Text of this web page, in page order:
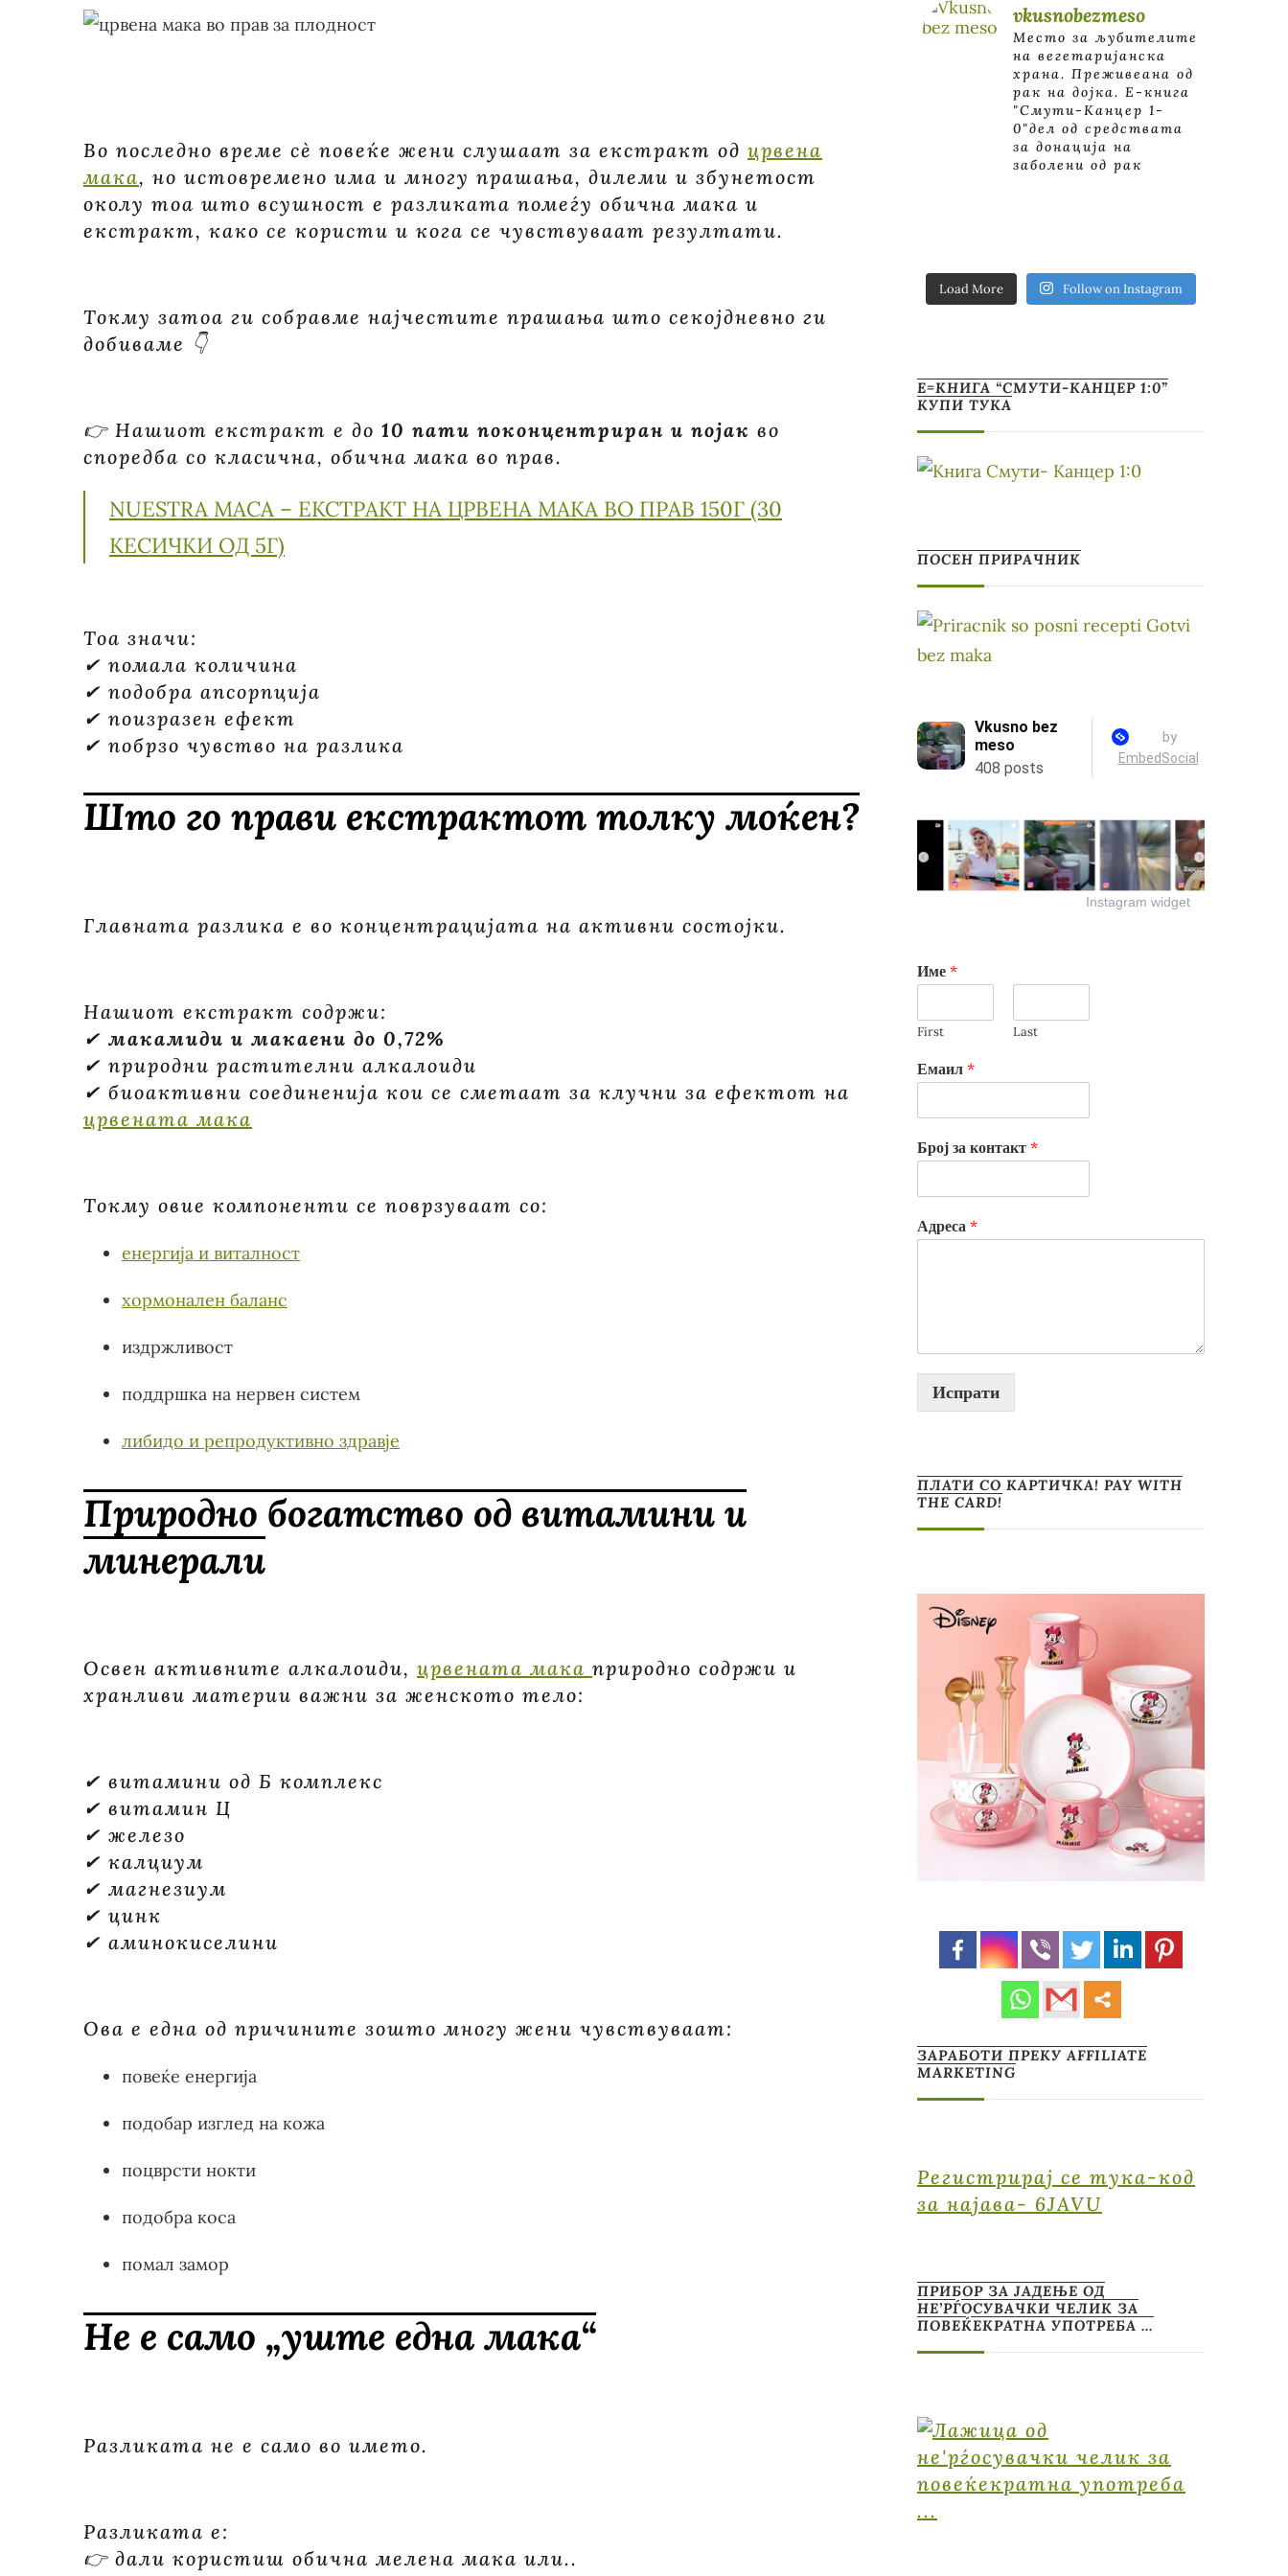
Во последно време сè повеќе жени слушаат за екстракт од црвена
мака, но истовремено има и многу прашања, дилеми и збунетост
околу тоа што всушност е разликата помеѓу обична мака и
екстракт, како се користи и кога се чувствуваат резултати.
Токму затоа ги собравме најчестите прашања што секојдневно ги
добиваме 👇
👉 Нашиот екстракт е до 10 пати поконцентриран и појак во
споредба со класична, обична мака во прав.
NUESTRA MACA – ЕКСТРАКТ НА ЦРВЕНА МАКА ВО ПРАВ 150Г (30
КЕСИЧКИ ОД 5Г)
Тоа значи:
✔ помала количина
✔ подобра апсорпција
✔ поизразен ефект
✔ побрзо чувство на разлика
Што го прави екстрактот толку моќен?
Главната разлика е во концентрацијата на активни состојки.
Нашиот екстракт содржи:
✔ макамиди и макаени до 0,72%
✔ природни растителни алкалоиди
✔ биоактивни соединенија кои се сметаат за клучни за ефектот на
црвената мака
Токму овие компоненти се поврзуваат со:
енергија и виталност
хормонален баланс
издржливост
поддршка на нервен систем
либидо и репродуктивно здравје
Природно богатство од витамини и
минерали
Освен активните алкалоиди, црвената мака природно содржи и
хранливи материи важни за женското тело:
✔ витамини од Б комплекс
✔ витамин Ц
✔ железо
✔ калциум
✔ магнезиум
✔ цинк
✔ аминокиселини
Ова е една од причините зошто многу жени чувствуваат:
повеќе енергија
подобар изглед на кожа
поцврсти нокти
подобра коса
помал замор
Не е само „уште една мака“
Разликата не е само во името.
Разликата е:
👉 дали користиш обична мелена мака или..
vkusnobezmeso
Место за љубителите
на вегетаријанска
храна. Преживеана од
рак на дојка. E-книга
"Смути-Канцер 1-
0"дел од средствата
за донација на
заболени од рак
Load More Follow on Instagram
Е=КНИГА “СМУТИ-КАНЦЕР 1:0”
КУПИ ТУКА
ПОСЕН ПРИРАЧНИК
Instagram widget
Име *
First Last
Емаил *
Број за контакт *
Адреса *
Испрати
ПЛАТИ СО КАРТИЧКА! PAY WITH
THE CARD!
ЗАРАБОТИ ПРЕКУ AFFILIATE
MARKETING
Регистрирај се тука-код
за најава- 6JAVU
ПРИБОР ЗА ЈАДЕЊЕ ОД
НЕ’РЃОСУВАЧКИ ЧЕЛИК ЗА
ПОВЕЌЕКРАТНА УПОТРЕБА …